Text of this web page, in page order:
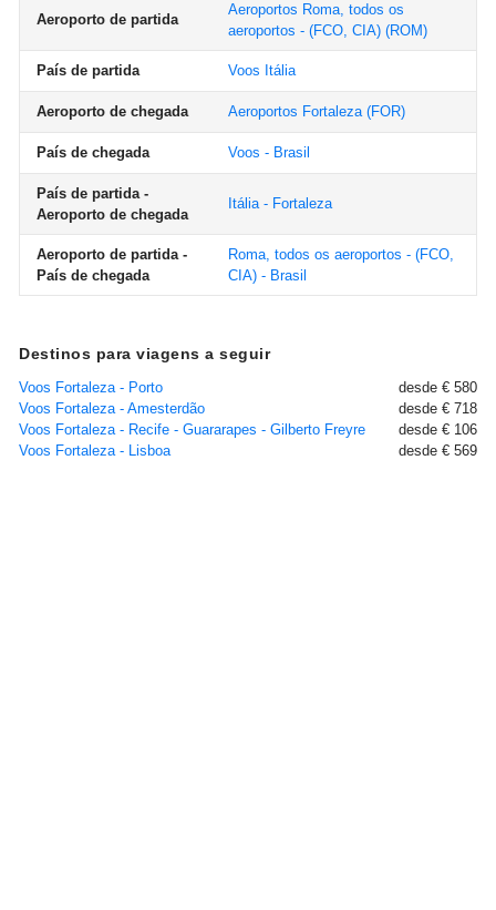
Aeroporto de partida
Aeroportos Roma, todos os
aeroportos - (FCO, CIA) (ROM)
País de partida Voos Itália
Aeroporto de chegada Aeroportos Fortaleza(FOR)
País de chegada Voos - Brasil
País de partida -
Aeroporto de chegada
Itália - Fortaleza
Aeroporto de partida -
País de chegada
Roma, todos os aeroportos - (FCO,
CIA) - Brasil
Destinos para viagens a seguir
Voos Fortaleza - Porto
desde € 580
Voos Fortaleza - Amesterdão
desde € 718
Voos Fortaleza - Recife - Guararapes - Gilberto Freyre
desde € 106
Voos Fortaleza - Lisboa
desde € 569